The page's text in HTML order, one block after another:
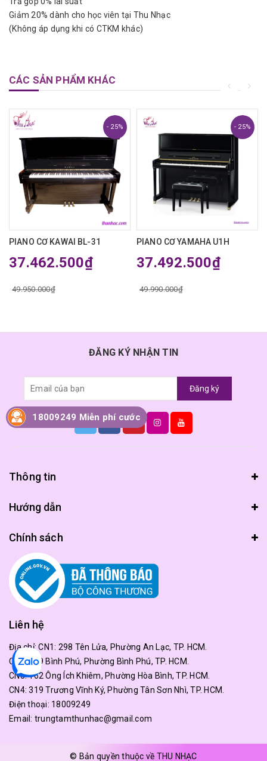
Phím
Giảm 20% dành cho học viên tại Thu Nhạc
(Không áp dụng khi có CTKM khác)
CÁC SẢN PHẨM KHÁC
- 25%
PIANO CƠ KAWAI BL-31
37.462.500₫
49.950.000₫
- 25%
PIANO CƠ YAMAHA U1H
37.492.500₫
49.990.000₫
ĐĂNG KÝ NHẬN TIN
Đăng ký
Thông tin
Hướng dẫn
Chính sách
Liên hệ
Địa chỉ:CN1: 298 Tên Lửa, Phường An Lạc, TP. HCM.
CN2: 179 Bình Phú, Phường Bình Phú, TP. HCM.
CN3: 162 Ông Ích Khiêm, Phường Hòa Bình, TP. HCM.
CN4: 319 Trương Vĩnh Ký, Phường Tân Sơn Nhì, TP. HCM.
Điện thoại: 18009249
Email: trungtamthunhac@gmail.com
© Bản quyền thuộc về THU NHẠC
18009249 Miễn phí cước